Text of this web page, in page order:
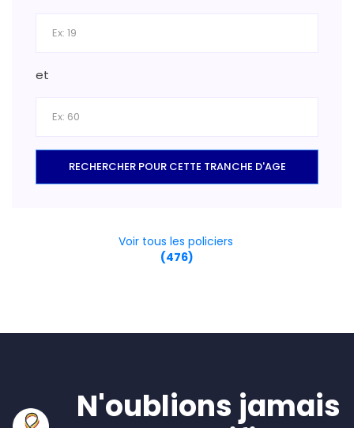
et
RECHERCHER POUR CETTE TRANCHE D'AGE
Voir tous les policiers
(476)
N'oublions jamais